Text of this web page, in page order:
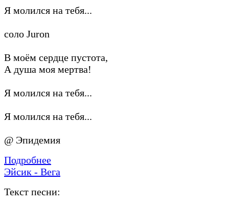
Я молился на тебя...
соло Juron
В моём сердце пустота,
А душа моя мертва!
Я молился на тебя...
Я молился на тебя...
@ Эпидемия
Подробнее
Эйсик - Вега
Текст песни: